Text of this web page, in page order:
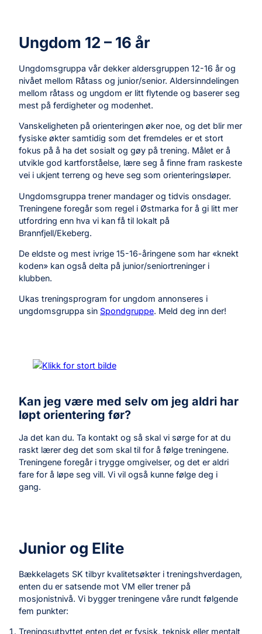
Ungdom 12 – 16 år
Ungdomsgruppa vår dekker aldersgruppen 12-16 år og
nivået mellom Råtass og junior/senior. Aldersinndelingen
mellom råtass og ungdom er litt flytende og baserer seg
mest på ferdigheter og modenhet.
Vanskeligheten på orienteringen øker noe, og det blir mer
fysiske økter samtidig som det fremdeles er et stort
fokus på å ha det sosialt og gøy på trening. Målet er å
utvikle god kartforståelse, lære seg å finne fram raskeste
vei i ukjent terreng og heve seg som orienteringsløper.
Ungdomsgruppa trener mandager og tidvis onsdager.
Treningene foregår som regel i Østmarka for å gi litt mer
utfordring enn hva vi kan få til lokalt på
Brannfjell/Ekeberg.
De eldste og mest ivrige 15-16-åringene som har «knekt
koden» kan også delta på junior/seniortreninger i
klubben.
Ukas treningsprogram for ungdom annonseres i
ungdomsgruppa sin Spondgruppe. Meld deg inn der!
Kan jeg være med selv om jeg aldri har
løpt orientering før?
Ja det kan du. Ta kontakt og så skal vi sørge for at du
raskt lærer deg det som skal til for å følge treningene.
Treningene foregår i trygge omgivelser, og det er aldri
fare for å løpe seg vill. Vi vil også kunne følge deg i
gang.
Junior og Elite
Bækkelagets SK tilbyr kvalitetsøkter i treningshverdagen,
enten du er satsende mot VM eller trener på
mosjonistnivå. Vi bygger treningene våre rundt følgende
fem punkter:
Treningsutbyttet enten det er fysisk, teknisk eller mentalt